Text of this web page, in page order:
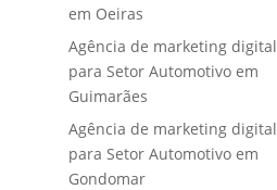
em Oeiras
Agência de marketing digital
para Setor Automotivo em
Guimarães
Agência de marketing digital
para Setor Automotivo em
Gondomar